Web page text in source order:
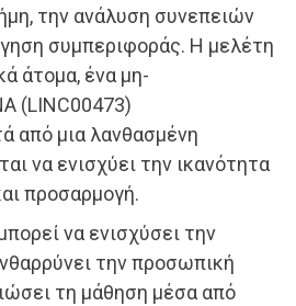
την ανάλυση συνεπειών
συμπεριφοράς. Η μελέτη
άτομα, ένα μη-
(LINC00473)
από μια λανθασμένη
να ενισχύει την ικανότητα
προσαρμογή.
να ενισχύσει την
την προσωπική
τη μάθηση μέσα από